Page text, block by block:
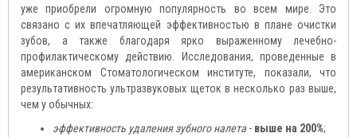
уже приобрели огромную популярность во всем мире. Это
связано с их впечатляющей эффективностью в плане очистки
зубов, а также благодаря ярко выраженному лечебно-
профилактическому действию. Исследования, проведенные в
американском Стоматологическом институте, показали, что
результативность ультразвуковых щеток в несколько раз выше,
чем у обычных:
эффективность удаления зубного налета - выше на 200%;